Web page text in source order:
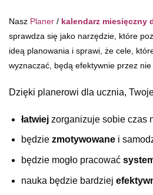
Nasz Planer / kalendarz miesięczny
sprawdza się jako narzędzie, które
ideą planowania i sprawi, że cele,
wyznaczać, będą efektywnie przez nie
Dzięki planerowi dla ucznia,
łatwiejzorganizuje sobie czas
będzie zmotywowanei
będzie mogło pracować
nauka będzie bardziej